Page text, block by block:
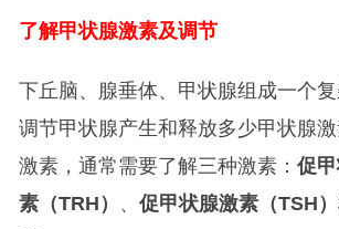
了解甲状腺激素及调节
下丘脑、腺垂体、甲状腺组成一个复
调节甲状腺产生和释放多少甲状腺
激素，通常需要了解三种激素： 促
素（TRH）
、 促甲状腺激素（TSH